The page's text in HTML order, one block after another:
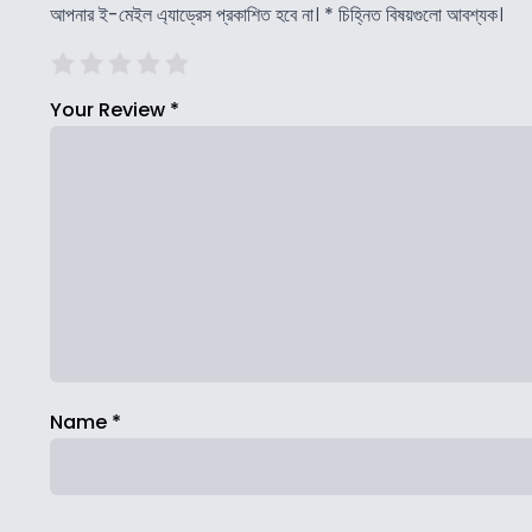
আপনার ই-মেইল এ্যাড্রেস প্রকাশিত হবে না। * চিহ্নিত বিষয়গুলো আবশ্যক।
Your Review *
Name *